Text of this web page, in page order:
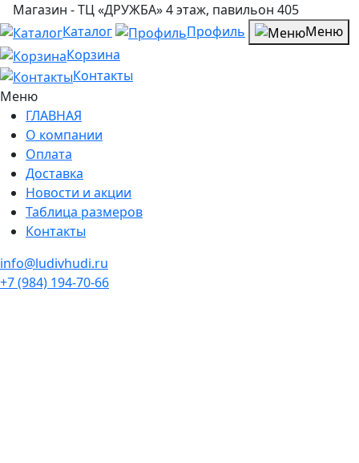
Магазин - ТЦ «ДРУЖБА» 4 этаж, павильон 405
Каталог
Профиль
Меню
Корзина
Контакты
Меню
ГЛАВНАЯ
О компании
Оплата
Доставка
Новости и акции
Таблица размеров
Контакты
info@ludivhudi.ru
+7 (984) 194-70-66